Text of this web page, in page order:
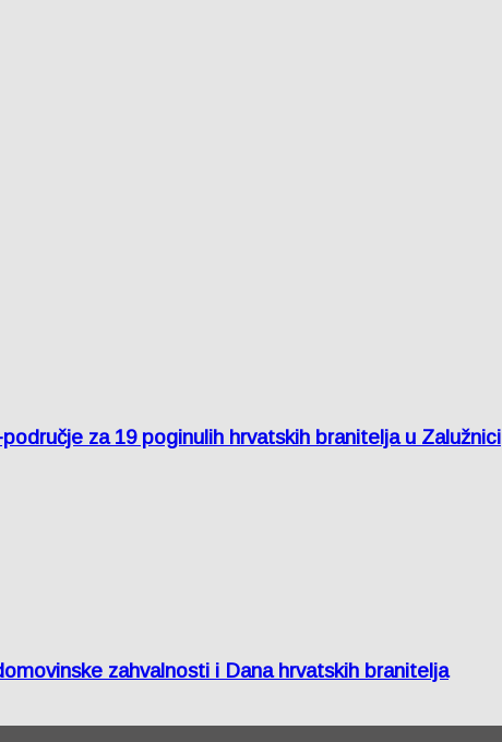
za 19 poginulih hrvatskih branitelja u Zalužnici
zahvalnosti i Dana hrvatskih branitelja